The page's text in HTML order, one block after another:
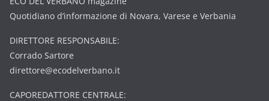
Quotidiano d’informazione di Novara, Varese e Verbania
DIRETTORE RESPONSABILE:
Corrado Sartore
direttore@ecodelverbano.it
CAPOREDATTORE CENTRALE: